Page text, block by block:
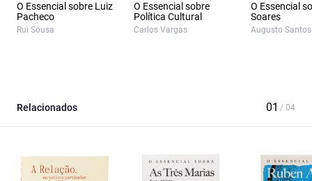
O Essencial sobre Luiz
Pacheco
Rui Sousa
O Essencial sobre
Política Cultural
Carlos Vargas
O Essencial
Soares
Augusto
Relacionados